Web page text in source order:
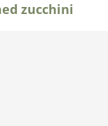
zucchini